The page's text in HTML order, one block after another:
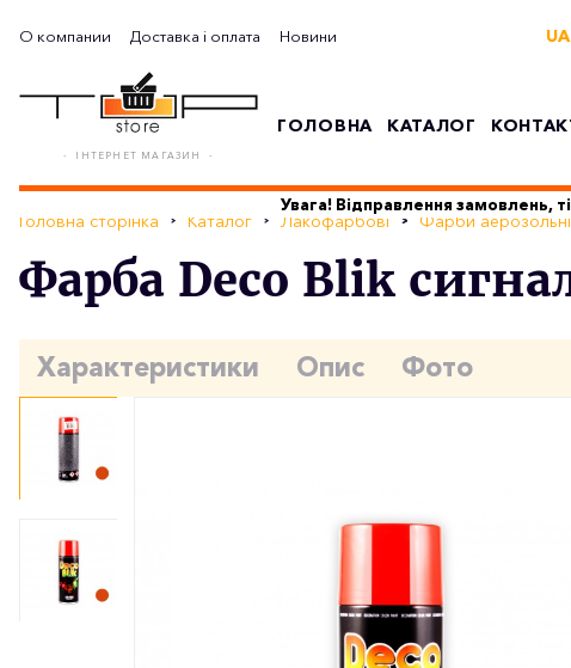
О компании Доставка і оплата Новини UA
- ІНТЕРНЕТ МАГАЗИН -
ГОЛОВНА КАТАЛОГ
Увага! Відправлення замовлень,
Головна сторінка Каталог Лакофарбові Фарби аерозольні
Фарба Deco Blik
Характеристики Опис Фото